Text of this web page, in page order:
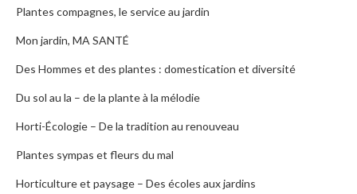
Plantes compagnes, le service au jardin
Mon jardin, MA SANTÉ
Des Hommes et des plantes : domestication et diversité
Du sol au la – de la plante à la mélodie
Horti-Écologie – De la tradition au renouveau
Plantes sympas et fleurs du mal
Horticulture et paysage – Des écoles aux jardins